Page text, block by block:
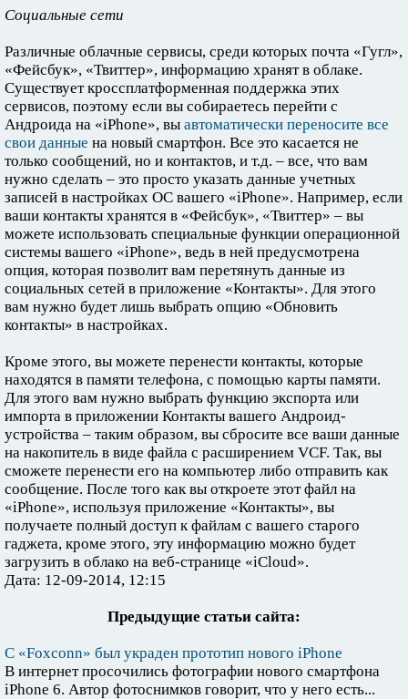
Социальные сети
Различные облачные сервисы, среди которых почта «Гугл»,
«Фейсбук», «Твиттер», информацию хранят в облаке.
Существует кроссплатформенная поддержка этих
сервисов, поэтому если вы собираетесь перейти с
Андроида на «iPhone», вы автоматически переносите все
свои данные на новый смартфон. Все это касается не
только сообщений, но и контактов, и т.д. – все, что вам
нужно сделать – это просто указать данные учетных
записей в настройках ОС вашего «iPhone». Например, если
ваши контакты хранятся в «Фейсбук», «Твиттер» – вы
можете использовать специальные функции операционной
системы вашего «iPhone», ведь в ней предусмотрена
опция, которая позволит вам перетянуть данные из
социальных сетей в приложение «Контакты». Для этого
вам нужно будет лишь выбрать опцию «Обновить
контакты» в настройках.
Кроме этого, вы можете перенести контакты, которые
находятся в памяти телефона, с помощью карты памяти.
Для этого вам нужно выбрать функцию экспорта или
импорта в приложении Контакты вашего Андроид-
устройства – таким образом, вы сбросите все ваши данные
на накопитель в виде файла с расширением VCF. Так, вы
сможете перенести его на компьютер либо отправить как
сообщение. После того как вы откроете этот файл на
«iPhone», используя приложение «Контакты», вы
получаете полный доступ к файлам с вашего старого
гаджета, кроме этого, эту информацию можно будет
загрузить в облако на веб-странице «iCloud».
Дата: 12-09-2014, 12:15
Предыдущие статьи сайта:
С «Foxconn» был украден прототип нового iPhone
В интернет просочились фотографии нового смартфона
iPhone 6. Автор фотоснимков говорит, что у него есть...